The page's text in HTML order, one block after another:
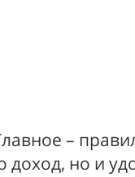
–
но и